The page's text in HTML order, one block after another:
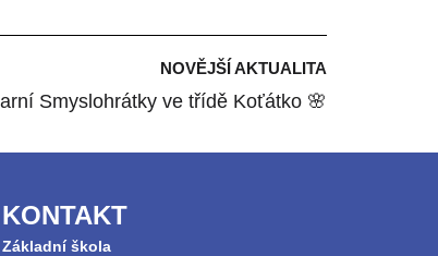
NOVĚJŠÍ AKTUALITA
Smyslohrátky ve třídě Koťátko 🌸
KONTAKT
Základní škola